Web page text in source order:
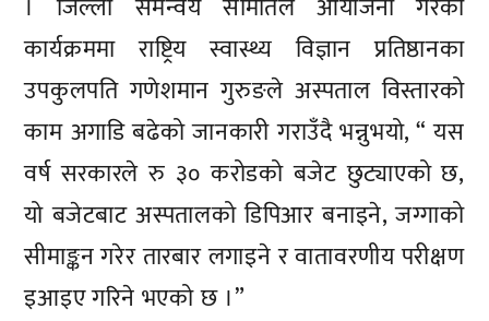
। जिल्ला समन्वय समितिले आयोजना गरेको
कार्यक्रममा राष्ट्रिय स्वास्थ्य विज्ञान प्रतिष्ठानका
उपकुलपति गणेशमान गुरुङले अस्पताल विस्तारको
काम अगाडि बढेको जानकारी गराउँदै भन्नुभयो, “ यस
वर्ष सरकारले रु ३० करोडको बजेट छुट्याएको छ,
यो बजेटबाट अस्पतालको डिपिआर बनाइने, जग्गाको
सीमाङ्कन गरेर तारबार लगाइने र वातावरणीय परीक्षण
इआइए गरिने भएको छ ।”